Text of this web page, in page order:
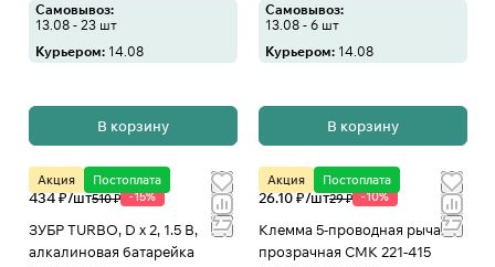
Самовывоз:
13.08 - 23 шт
Курьером: 14.08
В корзину
Самовывоз:
13.08 - 6 шт
Курьером: 14.08
В корзину
Акция Постоплата
434 ₽/шт510 ₽ -15%
ЗУБР TURBO, D х 2, 1.5 В,
алкалиновая батарейка
Акция Постоплата
26.10 ₽/шт29 ₽ -10%
Клемма 5-проводная рычаг
прозрачная СМК 221-415